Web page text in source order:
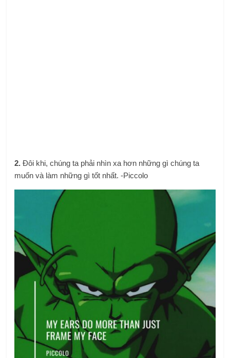
2. Đôi khi, chúng ta phải nhìn xa hơn những gì chúng ta
muốn và làm những gì tốt nhất. -Piccolo